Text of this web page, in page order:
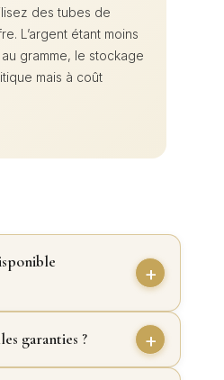
des tubes de
L’argent étant moins
gramme, le stockage
mais à coût
garanties ?